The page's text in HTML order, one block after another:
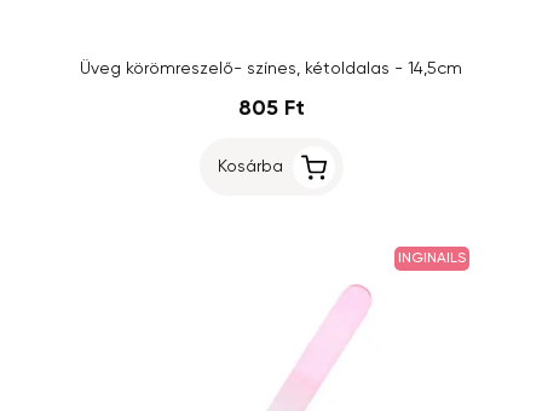
Üveg körömreszelő- színes, kétoldalas - 14,5cm
805 Ft
Kosárba
INGINAILS